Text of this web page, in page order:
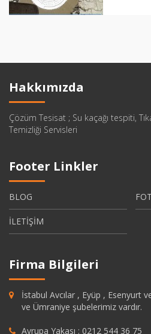
Hakkımızda
Çözüm Tesisat ; Su kaçağı tespiti,
Temizliği Servisleri
Footer Linkler
BLOG
İLETİŞİM
Firma Bilgileri
İstabul Avcılar , Eyüp , Esenyurt
ve Ümraniye şubelerimiz vardır.
Avrupa Yakası : 0212 544 36 75